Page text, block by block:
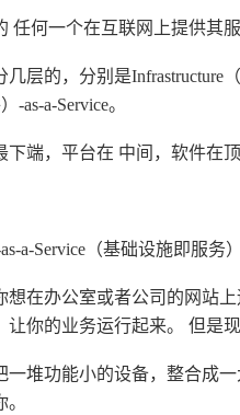
任何一个在互联网上提供其
层的，分别是Infrastructure（
-as-a-Service。
下端，平台在 中间，软件在
a-Service（基础设施即服务
想在办公室或者公司的网站
让你的业务运行起来。 但是
一堆功能小的设备，整合成